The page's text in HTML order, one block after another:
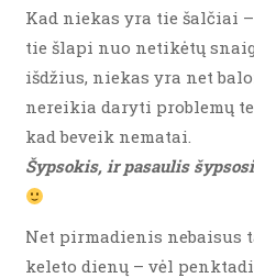
Kad niekas yra tie šalčiai
tie šlapi nuo netikėtų
išdžius, niekas yra net
nereikia daryti problemų
kad beveik nematai.
Šypsokis, ir pasaulis
Net pirmadienis nebaisus
keleto dienų – vėl